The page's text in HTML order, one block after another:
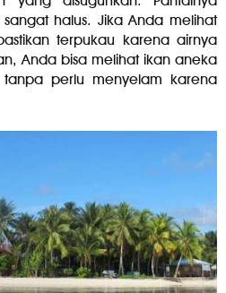
halus. Jika Anda melihat
terpukau karena airnya
Anda bisa melihat ikan aneka
perlu menyelam karena